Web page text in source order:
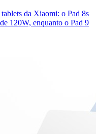
da Xiaomi: o Pad 8s
120W, enquanto o Pad 9